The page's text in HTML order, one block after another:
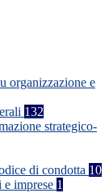
organizzazione e
132
strategico-
di condotta 10
imprese 1